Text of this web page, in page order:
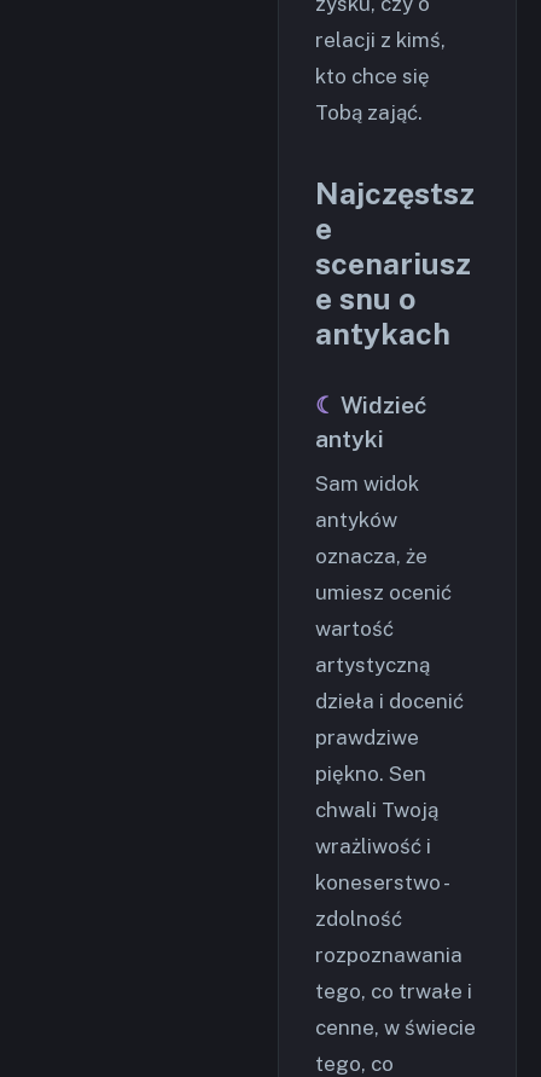
relacji z kimś,
kto chce się
Tobą zająć.
Najczęstsz
e
scenariusz
e snu o
antykach
Widzieć
antyki
Sam widok
antyków
oznacza, że
umiesz ocenić
wartość
artystyczną
dzieła i docenić
prawdziwe
piękno. Sen
chwali Twoją
wrażliwość i
koneserstwo -
zdolność
rozpoznawania
tego, co trwałe i
cenne, w świecie
tego, co